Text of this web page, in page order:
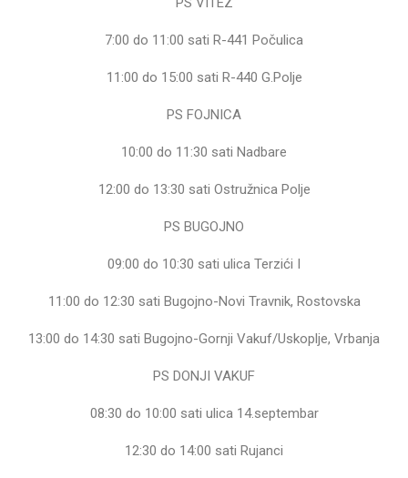
7:00 do 11:00 sati R-441 Počulica
11:00 do 15:00 sati R-440 G.Polje
PS FOJNICA
10:00 do 11:30 sati Nadbare
12:00 do 13:30 sati Ostružnica Polje
PS BUGOJNO
09:00 do 10:30 sati ulica Terzići I
11:00 do 12:30 sati Bugojno-Novi Travnik, Rostovska
13:00 do 14:30 sati Bugojno-Gornji Vakuf/Uskoplje, Vrbanja
PS DONJI VAKUF
08:30 do 10:00 sati ulica 14.septembar
12:30 do 14:00 sati Rujanci